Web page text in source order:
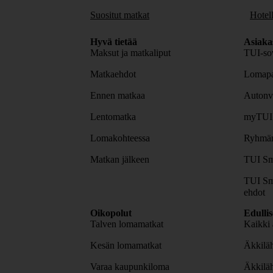
Suositut matkat
Hyvä tietää
Maksut ja matkaliput
Matkaehdot
Ennen matkaa
Lentomatka
Lomakohteessa
Matkan jälkeen
TUI-
myTUI
TUI
TUI
ehdot
Oikopolut
Talven lomamatkat
Kesän lomamatkat
Varaa kaupunkiloma
Kaikki